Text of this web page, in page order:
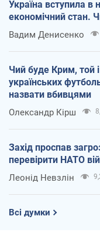
Україна вступила в
економічний стан.
Вадим Денисенко
Чий буде Крим, той
українських
назвати вбивцями
Олександр Кірш
Захід проспав
перевірити НАТО
Леонід Невзлін
Всі думки